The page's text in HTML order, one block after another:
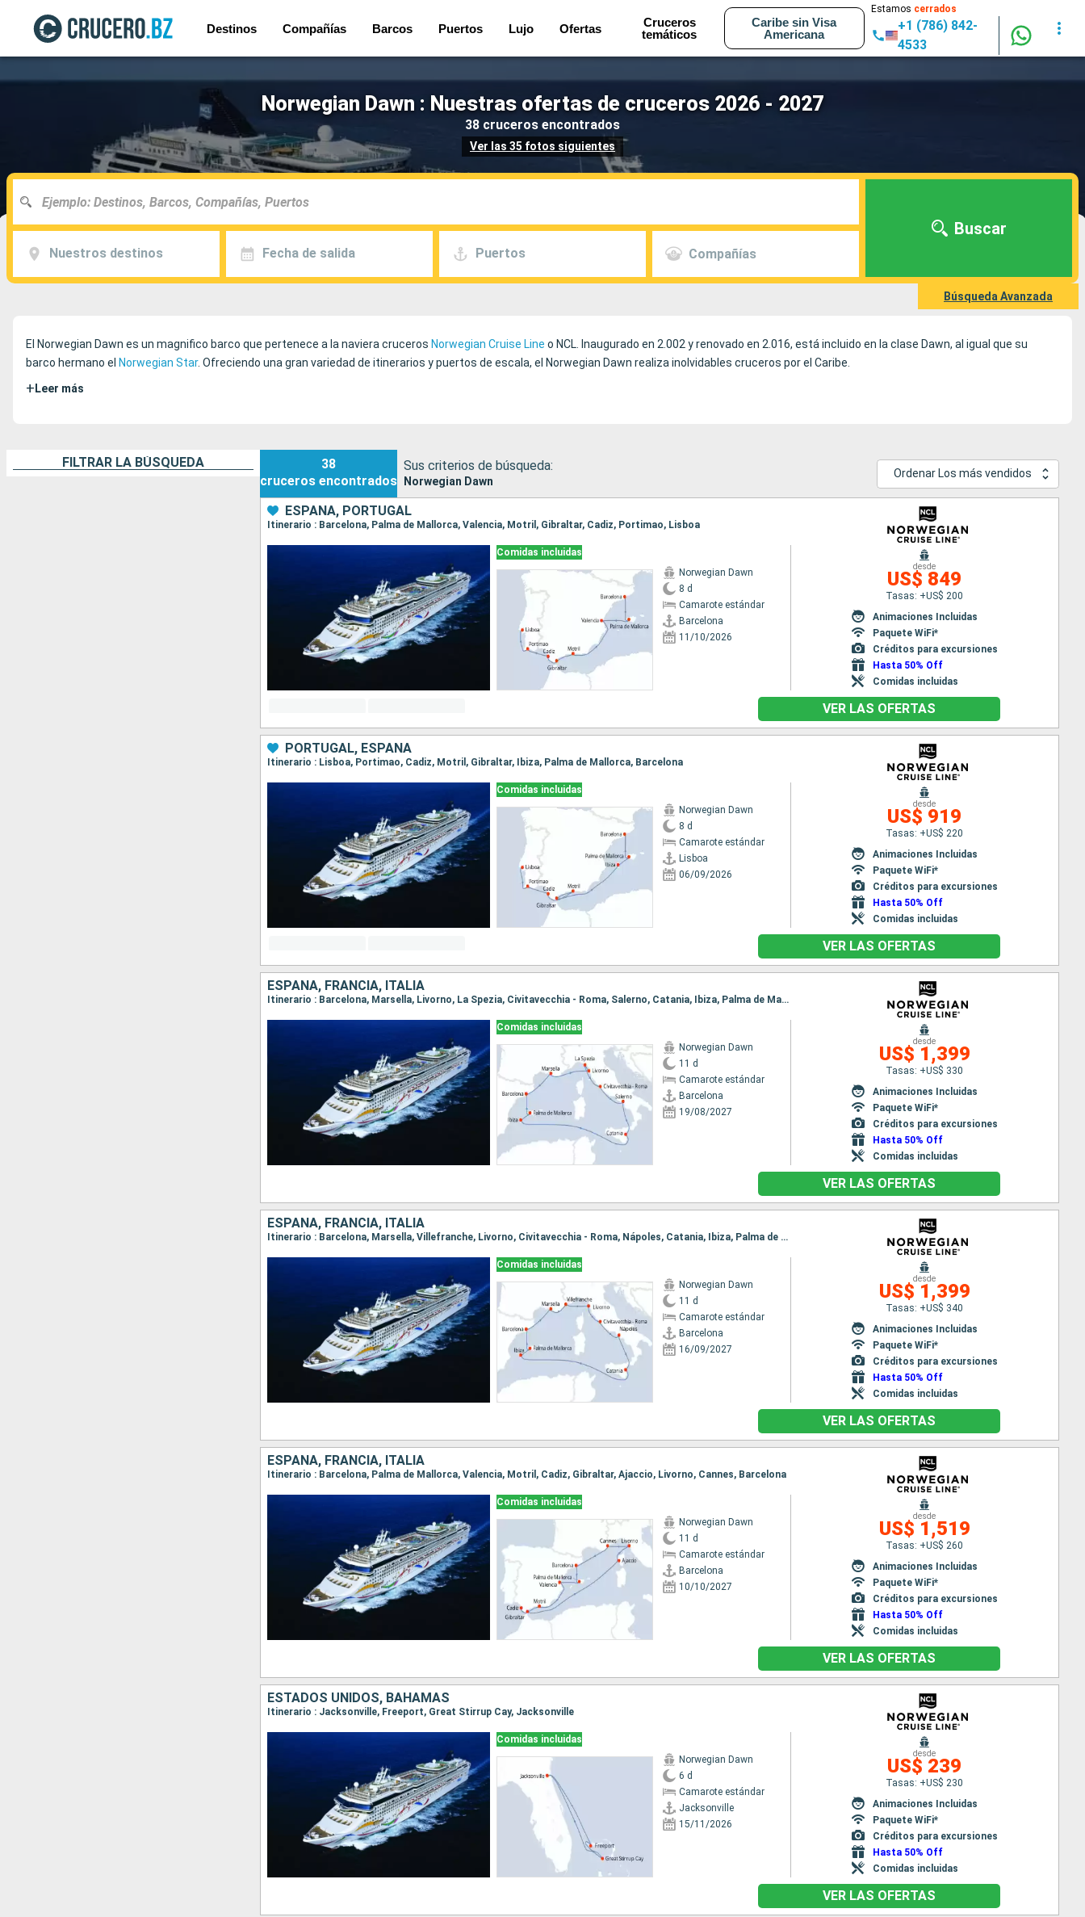
Destinos Compañías Barcos Puertos Lujo Ofertas
Cruceros
temáticos
Caribe sin Visa
Americana
Estamos cerrados
+1 (786) 842-
4533
Norwegian Dawn : Nuestras ofertas de cruceros 2026 - 2027
38 cruceros encontrados
Ver las 35 fotos siguientes
Nuestros destinos Fecha de salida Puertos Compañías
Buscar
Búsqueda Avanzada
El Norwegian Dawn es un magnifico barco que pertenece a la naviera cruceros Norwegian Cruise Line o NCL. Inaugurado en 2.002 y renovado en 2.016, está incluido en la clase Dawn, al igual que su
barco hermano el Norwegian Star. Ofreciendo una gran variedad de itinerarios y puertos de escala, el Norwegian Dawn realiza inolvidables cruceros por el Caribe.
+ Leer más
FILTRAR LA BÚSQUEDA
38
cruceros encontrados
Sus criterios de búsqueda:
Norwegian Dawn
Ordenar Los más vendidos
ESPAÑA, PORTUGAL
Itinerario : Barcelona, Palma de Mallorca, Valencia, Motril, Gibraltar, Cadiz, Portimao, Lisboa
Comidas incluidas
Norwegian Dawn
8 d
Camarote estándar
Barcelona
11/10/2026
desde
US$ 849
Tasas: +US$ 200
Animaciones Incluidas
Paquete WiFi*
Créditos para excursiones
Hasta 50% Off
Comidas incluidas
VER LAS OFERTAS
PORTUGAL, ESPAÑA
Itinerario : Lisboa, Portimao, Cadiz, Motril, Gibraltar, Ibiza, Palma de Mallorca, Barcelona
Comidas incluidas
Norwegian Dawn
8 d
Camarote estándar
Lisboa
06/09/2026
desde
US$ 919
Tasas: +US$ 220
Animaciones Incluidas
Paquete WiFi*
Créditos para excursiones
Hasta 50% Off
Comidas incluidas
VER LAS OFERTAS
ESPAÑA, FRANCIA, ITALIA
Itinerario : Barcelona, Marsella, Livorno, La Spezia, Civitavecchia - Roma, Salerno, Catania, Ibiza, Palma de Mallorca, Barcelona
Comidas incluidas
Norwegian Dawn
11 d
Camarote estándar
Barcelona
19/08/2027
desde
US$ 1,399
Tasas: +US$ 330
Animaciones Incluidas
Paquete WiFi*
Créditos para excursiones
Hasta 50% Off
Comidas incluidas
VER LAS OFERTAS
ESPAÑA, FRANCIA, ITALIA
Itinerario : Barcelona, Marsella, Villefranche, Livorno, Civitavecchia - Roma, Nápoles, Catania, Ibiza, Palma de Mallorca, Barcelona
Comidas incluidas
Norwegian Dawn
11 d
Camarote estándar
Barcelona
16/09/2027
desde
US$ 1,399
Tasas: +US$ 340
Animaciones Incluidas
Paquete WiFi*
Créditos para excursiones
Hasta 50% Off
Comidas incluidas
VER LAS OFERTAS
ESPAÑA, FRANCIA, ITALIA
Itinerario : Barcelona, Palma de Mallorca, Valencia, Motril, Cadiz, Gibraltar, Ajaccio, Livorno, Cannes, Barcelona
Comidas incluidas
Norwegian Dawn
11 d
Camarote estándar
Barcelona
10/10/2027
desde
US$ 1,519
Tasas: +US$ 260
Animaciones Incluidas
Paquete WiFi*
Créditos para excursiones
Hasta 50% Off
Comidas incluidas
VER LAS OFERTAS
ESTADOS UNIDOS, BAHAMAS
Itinerario : Jacksonville, Freeport, Great Stirrup Cay, Jacksonville
Comidas incluidas
Norwegian Dawn
6 d
Camarote estándar
Jacksonville
15/11/2026
desde
US$ 239
Tasas: +US$ 230
Animaciones Incluidas
Paquete WiFi*
Créditos para excursiones
Hasta 50% Off
Comidas incluidas
VER LAS OFERTAS